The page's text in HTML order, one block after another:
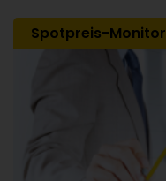
Spotpreis-Monitor